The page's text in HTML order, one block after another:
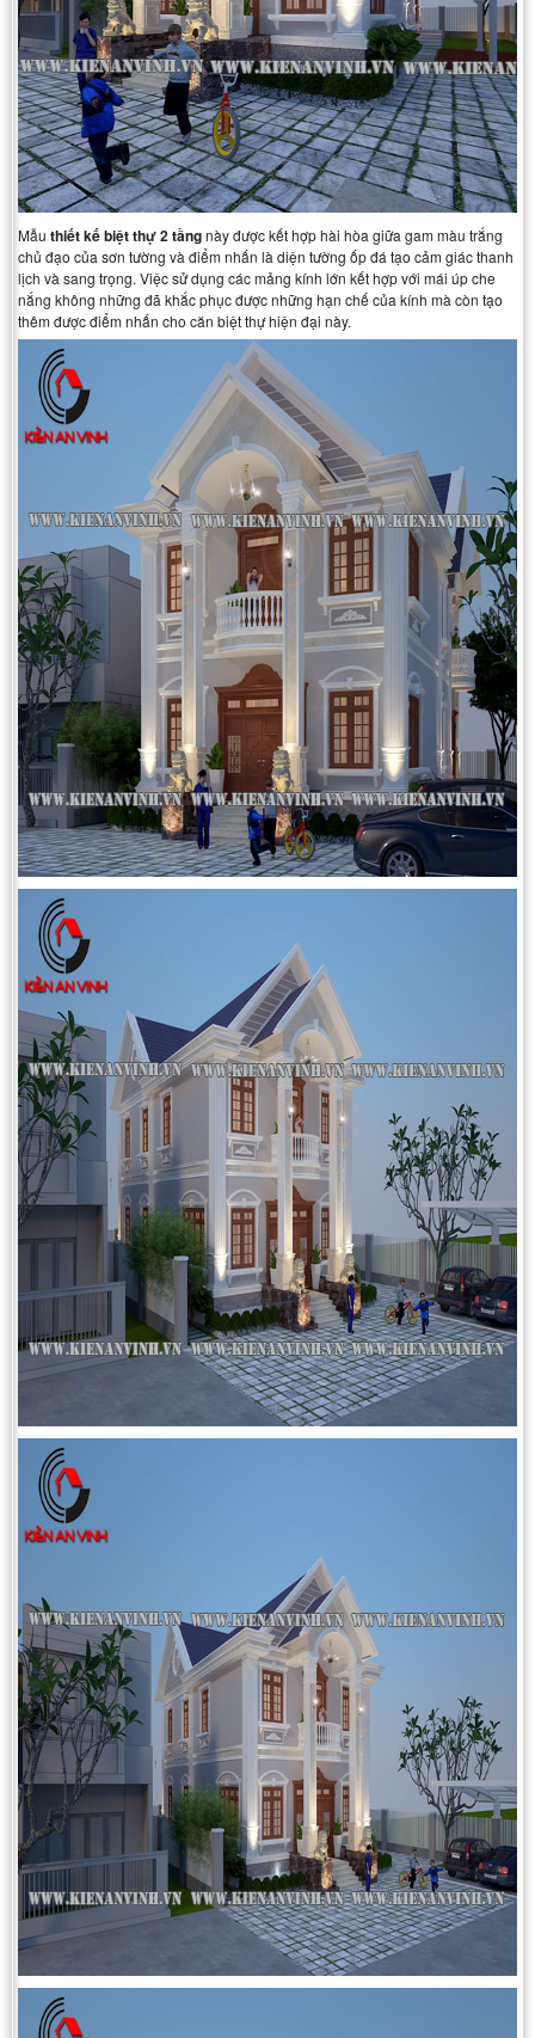
Mẫu thiết kế biệt thự 2 tầngnày được kết hợp hài hòa giữa gam màu trắng
chủ đạo của sơn tường và điểm nhấn là diện tường ốp đá tạo cảm giác thanh
lịch và sang trọng. Việc sử dụng các mảng kính lớn kết hợp với mái úp che
nắng không những đã khắc phục được những hạn chế của kính mà còn tạo
thêm được điểm nhấn cho căn biệt thự hiện đại này.